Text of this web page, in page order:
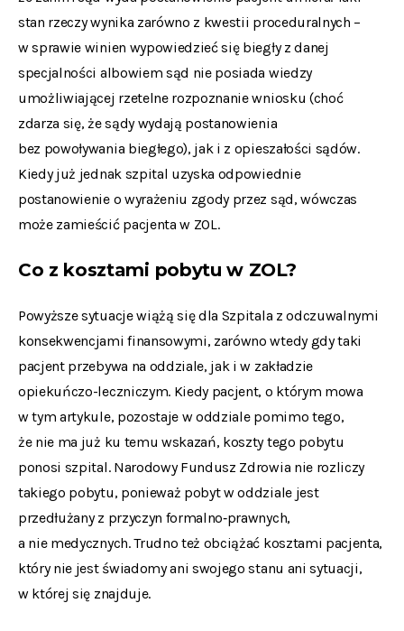
stan rzeczy wynika zarówno z kwestii proceduralnych –
w sprawie winien wypowiedzieć się biegły z danej
specjalności albowiem sąd nie posiada wiedzy
umożliwiającej rzetelne rozpoznanie wniosku (choć
zdarza się, że sądy wydają postanowienia
bez powoływania biegłego), jak i z opieszałości sądów.
Kiedy już jednak szpital uzyska odpowiednie
postanowienie o wyrażeniu zgody przez sąd, wówczas
może zamieścić pacjenta w ZOL.
Co z kosztami pobytu w ZOL?
Powyższe sytuacje wiążą się dla Szpitala z odczuwalnymi
konsekwencjami finansowymi, zarówno wtedy gdy taki
pacjent przebywa na oddziale, jak i w zakładzie
opiekuńczo-leczniczym. Kiedy pacjent, o którym mowa
w tym artykule, pozostaje w oddziale pomimo tego,
że nie ma już ku temu wskazań, koszty tego pobytu
ponosi szpital. Narodowy Fundusz Zdrowia nie rozliczy
takiego pobytu, ponieważ pobyt w oddziale jest
przedłużany z przyczyn formalno‑prawnych,
a nie medycznych. Trudno też obciążać kosztami pacjenta,
który nie jest świadomy ani swojego stanu ani sytuacji,
w której się znajduje.